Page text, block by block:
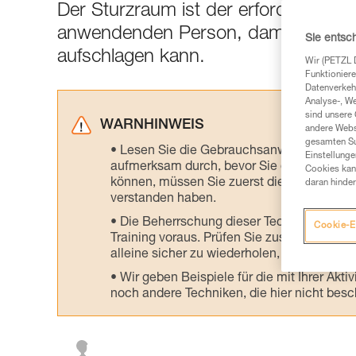
Der Sturzraum ist der erforderliche
anwendenden Person, damit sie
aufschlagen kann.
WARNHINWEIS
Lesen Sie die Gebrauchsanweisungen
aufmerksam durch, bevor Sie diesen zu
können, müssen Sie zuerst die in der
verstanden haben.
Die Beherrschung dieser Techniken
Training voraus. Prüfen Sie zusammen
alleine sicher zu wiederholen, bevor Sie
Wir geben Beispiele für die mit Ihrer
noch andere Techniken, die hier nicht
Sie
Wir (PETZL
Analyse-,
sind unsere
andere
gesamten
Cookies
daran
Cookie-